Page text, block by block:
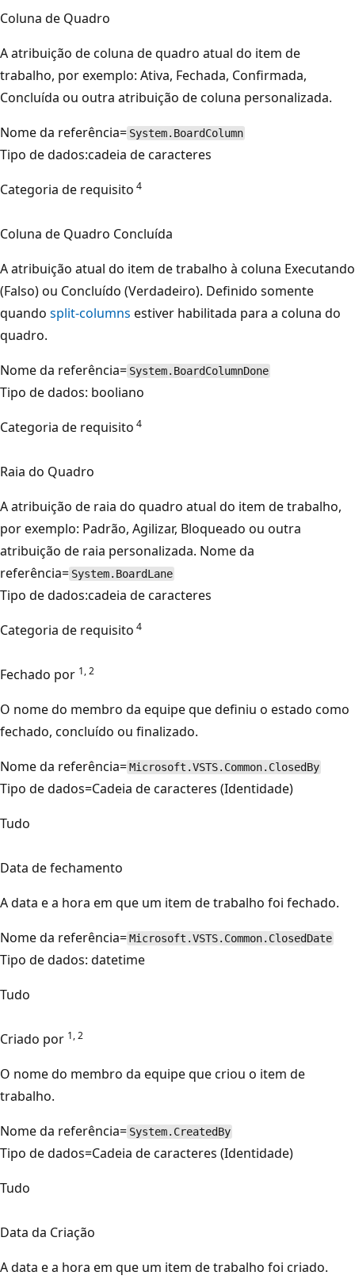
Coluna de Quadro
A atribuição de coluna de quadro atual do item de
trabalho, por exemplo: Ativa, Fechada, Confirmada,
Concluída ou outra atribuição de coluna personalizada.
Nome da referência= System.BoardColumn
Tipo de dados:cadeia de caracteres
Categoria de requisito 4
Coluna de Quadro Concluída
A atribuição atual do item de trabalho à coluna Executando
(Falso) ou Concluído (Verdadeiro). Definido somente
quando split-columns estiver habilitada para a coluna do
quadro.
Nome da referência= System.BoardColumnDone
Tipo de dados: booliano
Categoria de requisito 4
Raia do Quadro
A atribuição de raia do quadro atual do item de trabalho,
por exemplo: Padrão, Agilizar, Bloqueado ou outra
atribuição de raia personalizada. Nome da
referência= System.BoardLane
Tipo de dados:cadeia de caracteres
Categoria de requisito 4
Fechado por 1, 2
O nome do membro da equipe que definiu o estado como
fechado, concluído ou finalizado.
Nome da referência=Microsoft.VSTS.Common.ClosedBy
Tipo de dados=Cadeia de caracteres (Identidade)
Tudo
Data de fechamento
A data e a hora em que um item de trabalho foi fechado.
Nome da referência=Microsoft.VSTS.Common.ClosedDate
Tipo de dados: datetime
Tudo
Criado por 1, 2
O nome do membro da equipe que criou o item de
trabalho.
Nome da referência= System.CreatedBy
Tipo de dados=Cadeia de caracteres (Identidade)
Tudo
Data da Criação
A data e a hora em que um item de trabalho foi criado.